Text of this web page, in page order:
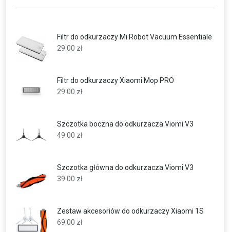
Filtr do odkurzaczy Mi Robot Vacuum Essentiale
29.00 zł
Filtr do odkurzaczy Xiaomi Mop PRO
29.00 zł
Szczotka boczna do odkurzacza Viomi V3
49.00 zł
Szczotka główna do odkurzacza Viomi V3
39.00 zł
Zestaw akcesoriów do odkurzaczy Xiaomi 1S
69.00 zł